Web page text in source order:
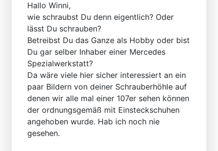
Hallo Winni,
wie schraubst Du denn eigentlich? Oder
lässt Du schrauben?
Betreibst Du das Ganze als Hobby oder bist
Du gar selber Inhaber einer Mercedes
Spezialwerkstatt?
Da wäre viele hier sicher interessiert an ein
paar Bildern von deiner Schrauberhöhle auf
denen wir alle mal einer 107er sehen können
der ordnungsgemäß mit Einsteckschuhen
angehoben wurde. Hab ich noch nie
gesehen.